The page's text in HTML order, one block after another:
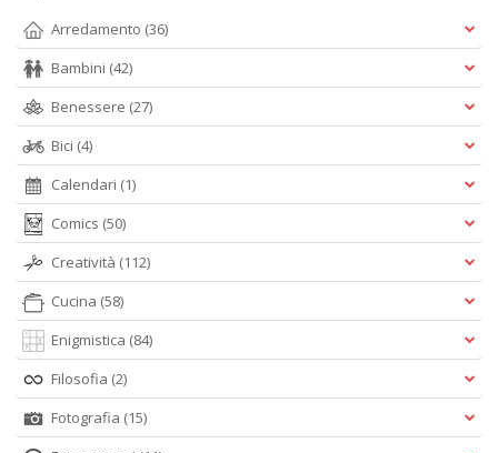
Arredamento (36)
Bambini (42)
Benessere (27)
Bici (4)
Calendari (1)
Comics (50)
Creatività (112)
Cucina (58)
Enigmistica (84)
Filosofia (2)
Fotografia (15)